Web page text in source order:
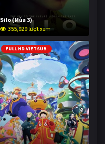
Silo (Mùa 3)
355,929 lượt xem
FULL HD VIETSUB